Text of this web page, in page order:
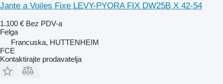
Jante a Voiles Fixe LEVY-PYORA FIX DW25B X 42-54
1.100 € Bez PDV-a
Felga
Francuska, HUTTENHEIM
FCE
Kontaktirajte prodavatelja